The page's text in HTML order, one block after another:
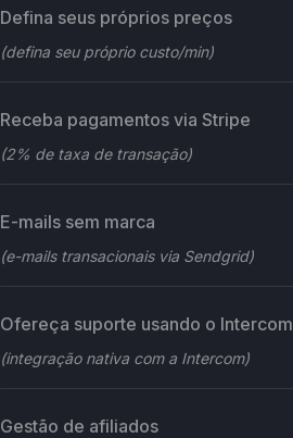
Defina seus próprios preços
(defina seu próprio custo/min)
Receba pagamentos via Stripe
(2% de taxa de transação)
E-mails sem marca
(e-mails transacionais via Sendgrid)
Ofereça suporte usando o Intercom
(integração nativa com a Intercom)
Gestão de afiliados